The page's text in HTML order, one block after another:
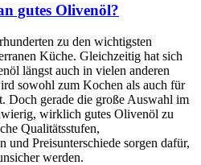
gutes Olivenöl?
zu den wichtigsten
Küche. Gleichzeitig hat sich
längst auch in vielen anderen
sowohl zum Kochen als auch für
Doch gerade die große Auswahl im
wirklich gutes Olivenöl zu
Qualitätsstufen,
und Preisunterschiede sorgen dafür,
werden.